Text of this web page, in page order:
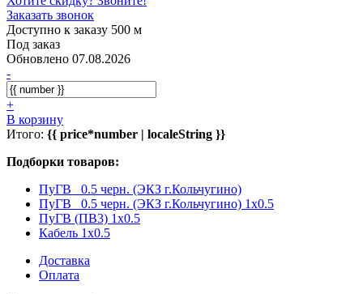
Заказать звонок
Доступно к заказу 500 м
Под заказ
Обновлено 07.08.2026
-
+
В корзину
Итого: {{ price*number | localeString }}
Подборки товаров:
ПуГВ 0.5 черн. (ЭКЗ г.Кольчугино)
ПуГВ 0.5 черн. (ЭКЗ г.Кольчугино) 1x0.5
ПуГВ (ПВ3) 1x0.5
Кабель 1x0.5
Доставка
Оплата